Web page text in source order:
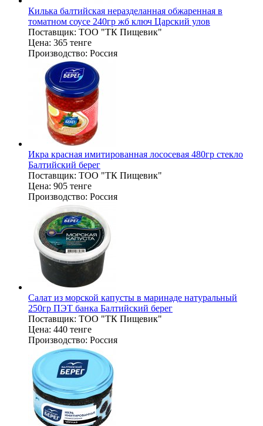
Килька балтийская неразделанная обжаренная в
томатном соусе 240гр жб ключ Царский улов
Поставщик: ТОО "ТК Пищевик"
Цена: 365 тенге
Производство: Россия
Икра красная имитированная лососевая 480гр стекло
Балтийский берег
Поставщик: ТОО "ТК Пищевик"
Цена: 905 тенге
Производство: Россия
Салат из морской капусты в маринаде натуральный
250гр ПЭТ банка Балтийский берег
Поставщик: ТОО "ТК Пищевик"
Цена: 440 тенге
Производство: Россия